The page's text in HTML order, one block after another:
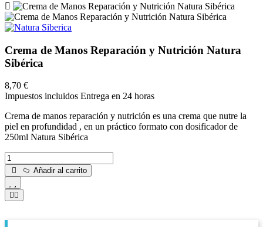
Crema de Manos Reparación y Nutrición Natura
Sibérica
8,70 €
Impuestos incluidos Entrega en 24 horas
Crema de manos reparación y nutrición es una crema que nutre la
piel en profundidad , en un práctico formato con dosificador de
250ml Natura Sibérica
Añadir al carrito